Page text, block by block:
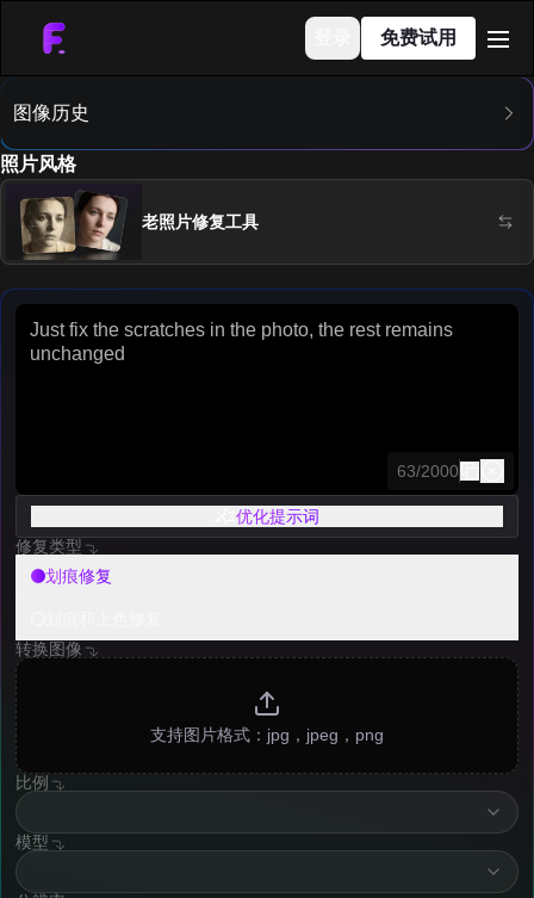
免费试用
图像历史
照片风格
老照片修复工具
63/2000
优化提示词
修复类型
划痕修复
转换图像
支持图片格式：jpg，jpeg，png
比例
resolution
模型
imageModelOption